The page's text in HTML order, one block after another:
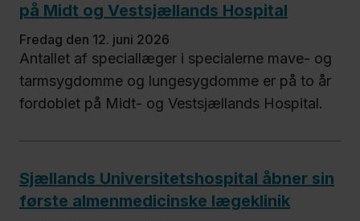
på Midt og Vestsjællands Hospital
fredag den 12. juni 2026
Antallet af speciallæger i specialerne mave- og
tarmsygdomme og lungesygdomme er på to år
fordoblet på Midt- og Vestsjællands Hospital.
Sjællands Universitetshospital åbner sin
første almenmedicinske lægeklinik